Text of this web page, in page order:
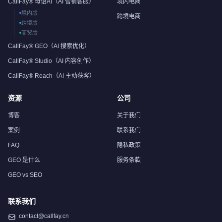
CallFay® 母语AI（AI 营销客服）
境内版
跨境版
商贸版
CallFay® GEO（AI 搜索优化）
CallFay® Studio（AI 内容创作）
CallFay® Reach（AI 主动获客）
境内电商
跨境电商
资源
博客
案例
FAQ
GEO 是什么
GEO vs SEO
公司
关于我们
联系我们
隐私政策
服务条款
联系我们
contact@callfay.cn